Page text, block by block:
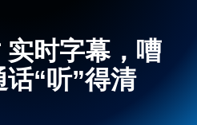
时字幕，嘈
“听”得清